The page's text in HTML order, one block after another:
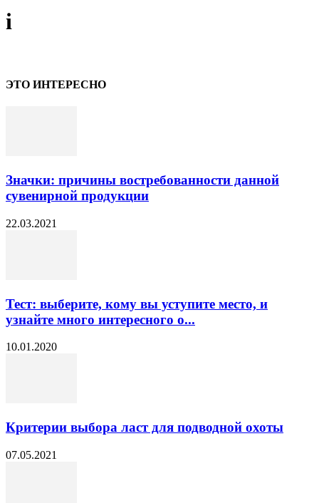
i
ЭТО ИНТЕРЕСНО
Значки: причины востребованности данной
сувенирной продукции
22.03.2021
Тест: выберите, кому вы уступите место, и
узнайте много интересного о...
10.01.2020
Критерии выбора ласт для подводной охоты
07.05.2021